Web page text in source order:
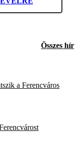
Összes hír
a Ferencváros